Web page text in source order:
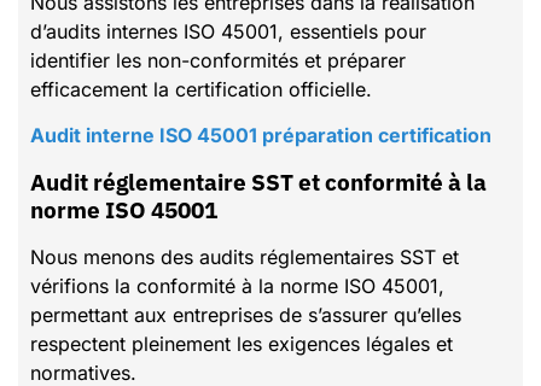
d’audits internes ISO 45001, essentiels pour
identifier les non-conformités et préparer
efficacement la certification officielle.
Audit interne ISO 45001 préparation certification
Audit réglementaire SST et conformité à la
norme ISO 45001
Nous menons des audits réglementaires SST et
vérifions la conformité à la norme ISO 45001,
permettant aux entreprises de s’assurer qu’elles
respectent pleinement les exigences légales et
normatives.